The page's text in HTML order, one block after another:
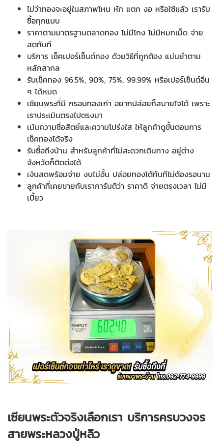
ไม่ว่าทองจะอยู่ในสภาพไหน หัก แตก งอ หรือใช้แล้ว เรารับ
ซื้อทุกแบบ
ราคาตามมาตรฐานตลาดทอง ไม่มีโกง ไม่มีหมกเม็ด จ่าย
สดทันที
บริการ เช็คเปอร์เซ็นต์ทอง ด้วยวิธีที่ถูกต้อง แม่นยำตาม
หลักสากล
รับเช็คทอง 96.5%, 90%, 75%, 99.99% หรือเปอร์เซ็นต์อื่น
ๆ ได้หมด
เซียนพระที่มี กรอบทองเก่า อยากปล่อยก็สบายใจได้ เพราะ
เราประเมินตรงไปตรงมา
เน้นความซื่อสัตย์และความโปร่งใส ให้ลูกค้าดูขั้นตอนการ
เช็คทองได้จริง
รับซื้อถึงบ้าน สำหรับลูกค้าที่ไม่สะดวกเดินทาง อยู่ต่าง
จังหวัดก็ติดต่อได้
เงินสดพร้อมจ่าย งบไม่อั้น ปล่อยทองได้ทันทีไม่ต้องรอนาน
ลูกค้าที่เคยขายกับเราการันตีว่า ราคาดี จ่ายตรงเวลา ไม่มี
เบี้ยว
เซียนพระตัวจริงเลือกเรา บริการครบวงจร
สายพระหลวงปู่หลิว